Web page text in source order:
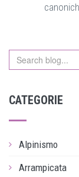
CATEGORIE
Alpinismo
Arrampicata